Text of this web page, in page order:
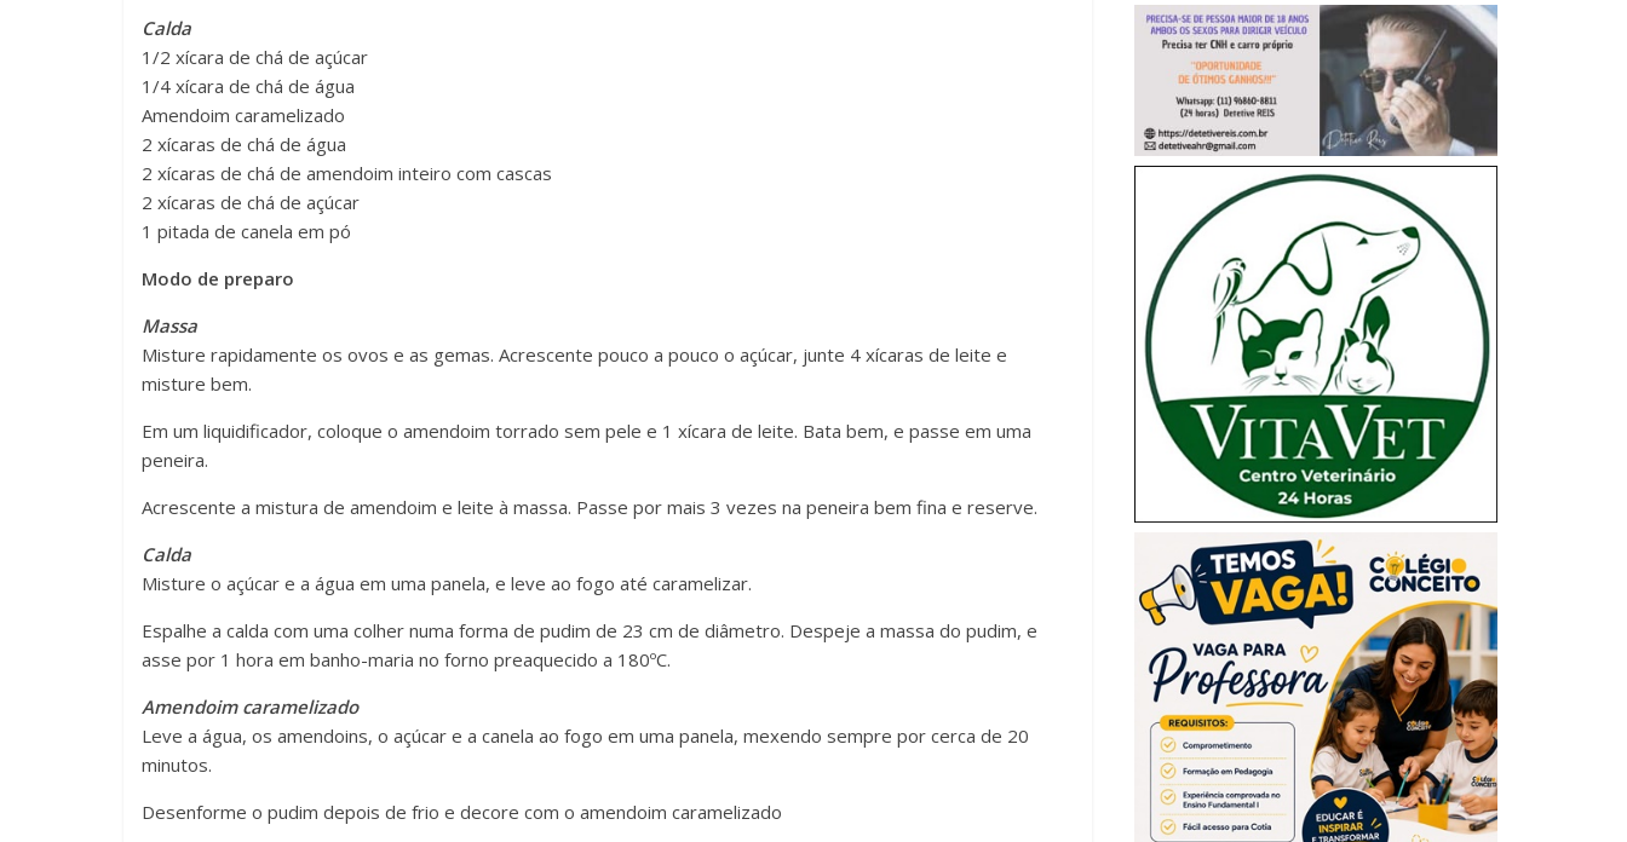
Calda
1/2 xícara de chá de açúcar
1/4 xícara de chá de água
Amendoim caramelizado
2 xícaras de chá de água
2 xícaras de chá de amendoim inteiro com cascas
2 xícaras de chá de açúcar
1 pitada de canela em pó
Modo de preparo
Massa
Misture rapidamente os ovos e as gemas. Acrescente pouco a pouco o açúcar, junte 4 xícaras de leite e
misture bem.
Em um liquidificador, coloque o amendoim torrado sem pele e 1 xícara de leite. Bata bem, e passe em uma
peneira.
Acrescente a mistura de amendoim e leite à massa. Passe por mais 3 vezes na peneira bem fina e reserve.
Calda
Misture o açúcar e a água em uma panela, e leve ao fogo até caramelizar.
Espalhe a calda com uma colher numa forma de pudim de 23 cm de diâmetro. Despeje a massa do pudim, e
asse por 1 hora em banho-maria no forno preaquecido a 180ºC.
Amendoim caramelizado
Leve a água, os amendoins, o açúcar e a canela ao fogo em uma panela, mexendo sempre por cerca de 20
minutos.
Desenforme o pudim depois de frio e decore com o amendoim caramelizado